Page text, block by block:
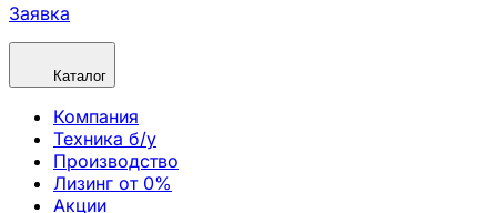
Заявка
Каталог
Компания
Техника б/у
Производство
Лизинг от 0%
Акции